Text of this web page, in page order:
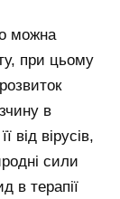
можна
при цьому
в
від вірусів,
сили
в терапії